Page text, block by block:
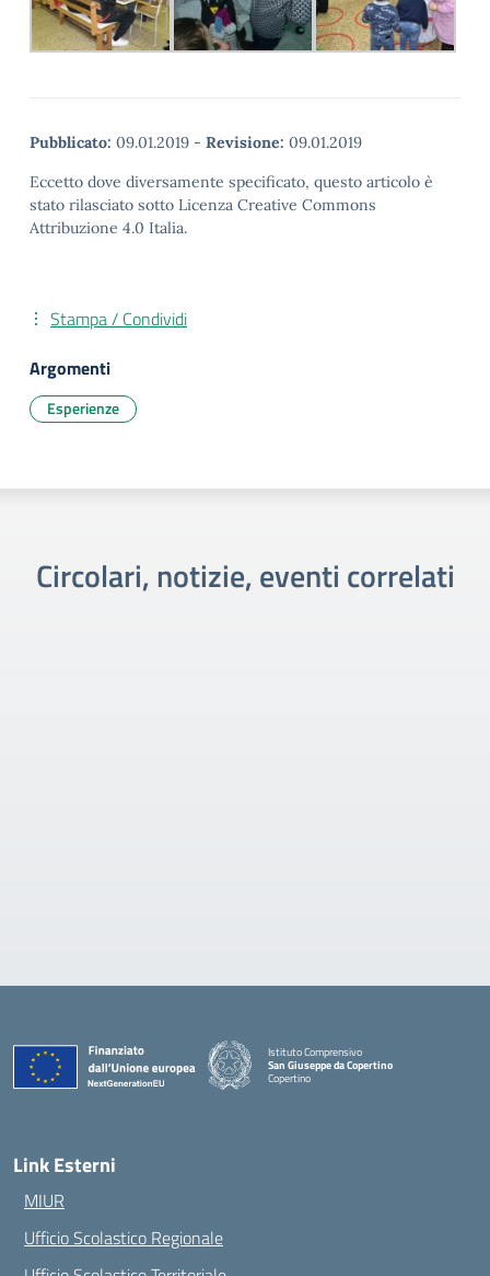
Pubblicato: 09.01.2019 - Revisione: 09.01.2019
Eccetto dove diversamente specificato, questo articolo è
stato rilasciato sotto Licenza Creative Commons
Attribuzione 4.0 Italia.
Stampa / Condividi
Argomenti
Esperienze
Circolari, notizie, eventi correlati
Istituto Comprensivo
San Giuseppe da Copertino
Copertino
— Visita la pagina iniziale della scuola
Link Esterni
MIUR
Ufficio Scolastico Regionale